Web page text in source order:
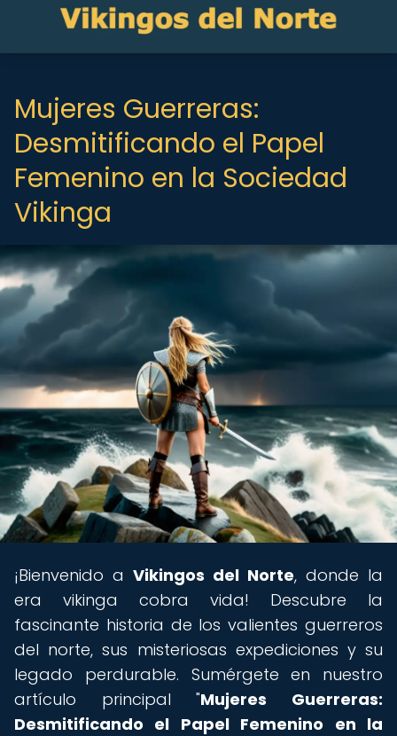
Mujeres Guerreras:
Desmitificando el Papel
Femenino en la Sociedad
Vikinga
¡Bienvenido a Vikingos del Norte, donde la
era vikinga cobra vida! Descubre la
fascinante historia de los valientes guerreros
del norte, sus misteriosas expediciones y su
legado perdurable. Sumérgete en nuestro
artículo principal "Mujeres Guerreras:
Desmitificando el Papel Femenino en la